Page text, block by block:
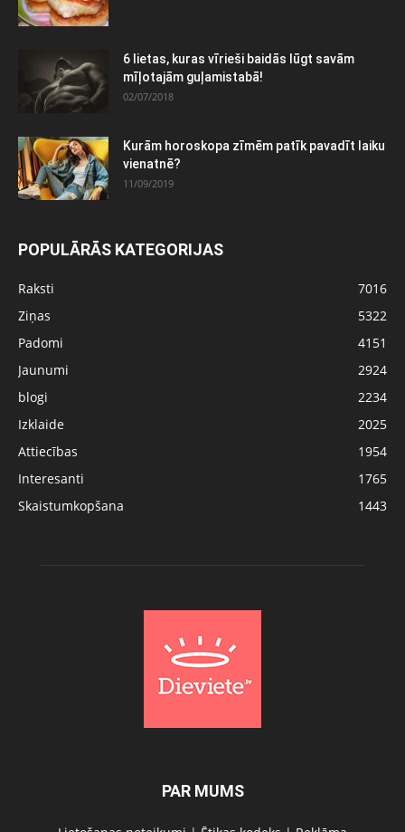
6 lietas, kuras vīrieši baidās lūgt savām
mīļotajām guļamistabā!
02/07/2018
Kurām horoskopa zīmēm patīk pavadīt laiku
vienatnē?
11/09/2019
POPULĀRĀS KATEGORIJAS
Raksti
7016
Ziņas
5322
Padomi
4151
Jaunumi
2924
blogi
2234
Izklaide
2025
Attiecības
1954
Interesanti
1765
Skaistumkopšana
1443
PAR MUMS